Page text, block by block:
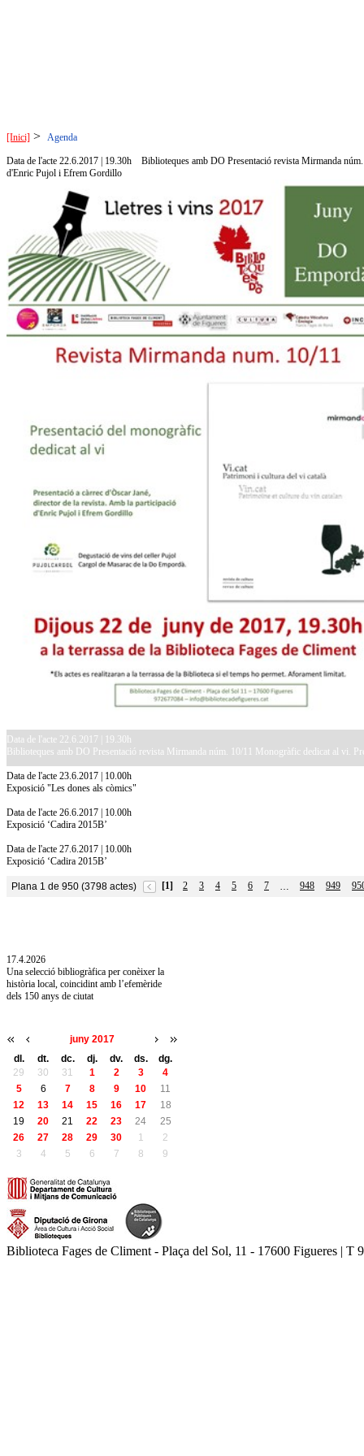
[Inici] > Agenda
Data de l'acte 22.6.2017 | 19.30h
Biblioteques amb DO Presentació revista Mirmanda
d'Enric Pujol i Efrem Gordillo
Data de l'acte 22.6.2017 | 19.30h
Biblioteques amb DO Presentació revista Mirmanda núm. 10/11 Monogràfic dedicat al vi.
Data de l'acte 23.6.2017 | 10.00h
Exposició "Les dones als còmics"
Data de l'acte 26.6.2017 | 10.00h
Exposició ‘Cadira 2015B’
Data de l'acte 27.6.2017 | 10.00h
Exposició ‘Cadira 2015B’
Plana 1 de 950 (3798 actes) [1] 2 3 4 5 6 7 … 948 949
17.4.2026
Una selecció bibliogràfica per conèixer la
història local, coincidint amb l’efemèride
dels 150 anys de ciutat
juny 2017
dl.
dt. dc. dj. dv. ds.
dg.
29
30 31 1 2 3
4
5
6 7 8 9 10
11
12
13 14 15 16 17
18
19
20 21 22 23 24
25
26
27 28 29 30 1
2
3
4 5 6 7 8 9
Biblioteca Fages de Climent - Plaça del Sol, 11 - 17600 Figueres |